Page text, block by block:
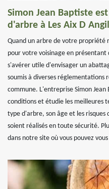
Simon Jean Baptiste
d'arbre à Les Aix D
Quand un arbre de votre propriété
pour votre voisinage en
s'avérer utile d'envisager un
soumis à diverses réglementations
commune. L'entreprise Simon
conditions et étudie les meilleures
type d'arbre, son âge et les
soient réalisés en toute sécurité.
dans notre site où vous pouvez